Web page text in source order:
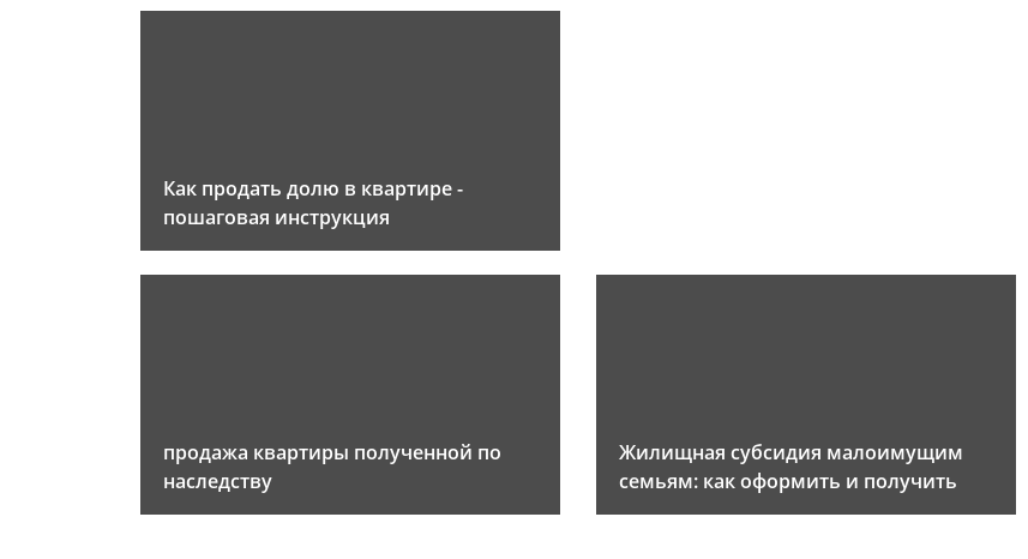
Как продать долю в квартире -
пошаговая инструкция
продажа квартиры полученной по
наследству
Жилищная субсидия малоимущим
семьям: как оформить и получить